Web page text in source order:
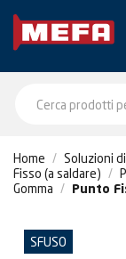
Home Soluzioni
Fisso (a saldare)
Gomma
Punto
SFUSO